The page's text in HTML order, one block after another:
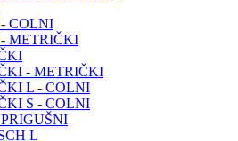
COLNI
METRIČKI
- METRIČKI
L - COLNI
S - COLNI
L